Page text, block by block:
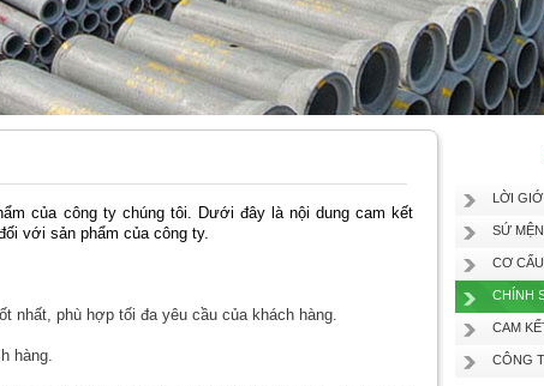
của công ty chúng tôi. Dưới đây là nội dung cam kết
với sản phẩm của công ty.
nhất, phù hợp tối đa yêu cầu của khách hàng.
hàng.
LỜI
SỨ
CƠ
CHÍNH
CAM
CÔNG